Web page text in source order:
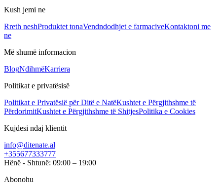
Kush jemi ne
Rreth neshProduktet tonaVendndodhjet e farmaciveKontaktoni me
ne
Më shumë informacion
BlogNdihmëKarriera
Politikat e privatësisë
Politikat e Privatësië për Ditë e NatëKushtet e Përgjithshme të
PërdorimitKushtet e Përgjithshme të ShitjesPolitika e Cookies
Kujdesi ndaj klientit
info@ditenate.al
+355677333777
Hënë - Shtunë: 09:00 – 19:00
Abonohu